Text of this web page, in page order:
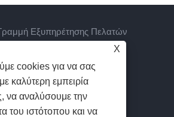
Εξυπηρέτησης Πελατών
ΔΙΕΥΘΥΝΣΗ
zhangyan@hzfb.com
ΑΚΟΛΟΥΘΗΣΕ ΜΑΣ
X
cookies για να σας
καλύτερη εμπειρία
να αναλύσουμε την
του ιστότοπου και να